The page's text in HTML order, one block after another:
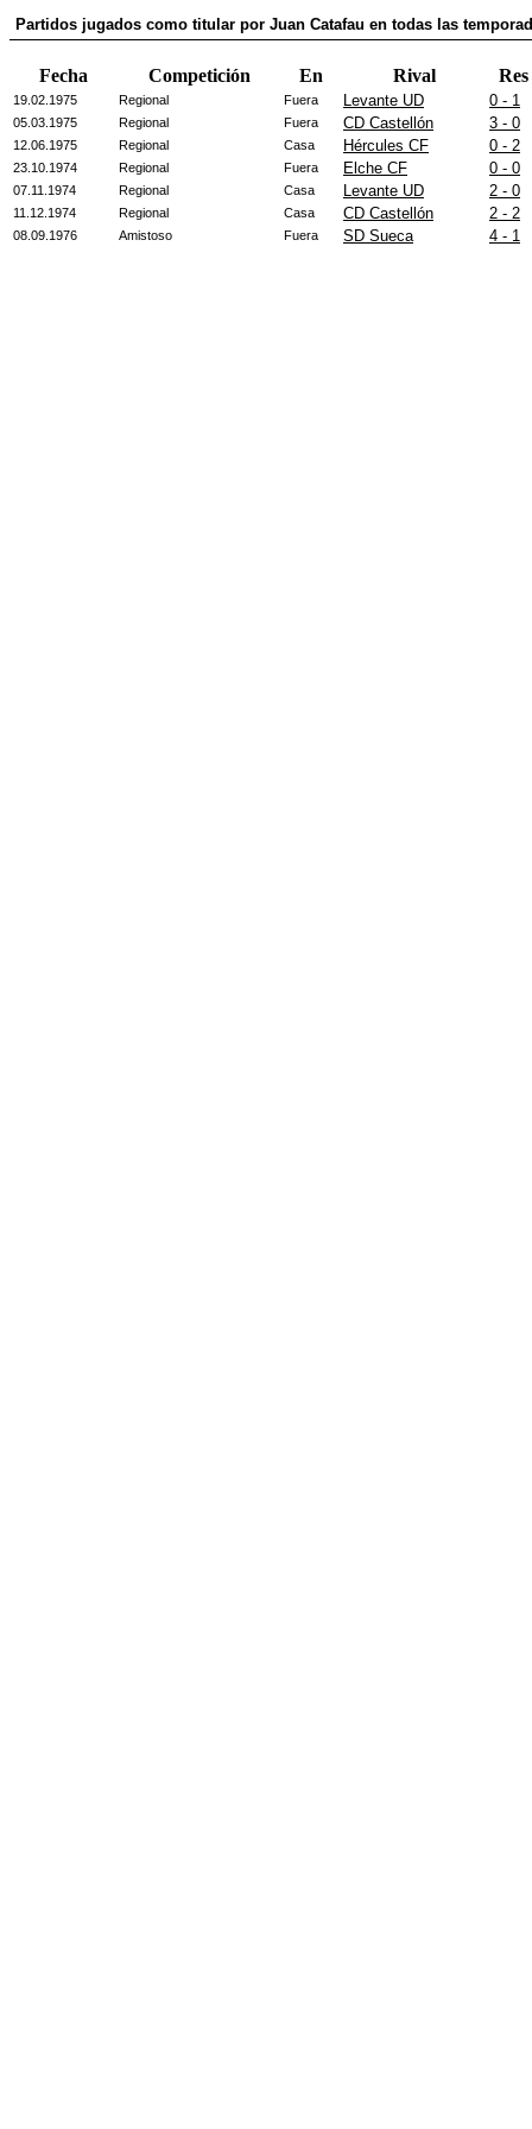
Partidos jugados como titular por Juan Catafau en todas las
Fecha Competición En Rival Res
19.02.1975 Regional Fuera Levante UD 0 - 1
05.03.1975 Regional Fuera CD Castellón 3 - 0
12.06.1975 Regional Casa Hércules CF 0 - 2
23.10.1974 Regional Fuera Elche CF 0 - 0
07.11.1974 Regional Casa Levante UD 2 - 0
11.12.1974 Regional Casa CD Castellón 2 - 2
08.09.1976 Amistoso Fuera SD Sueca 4 - 1